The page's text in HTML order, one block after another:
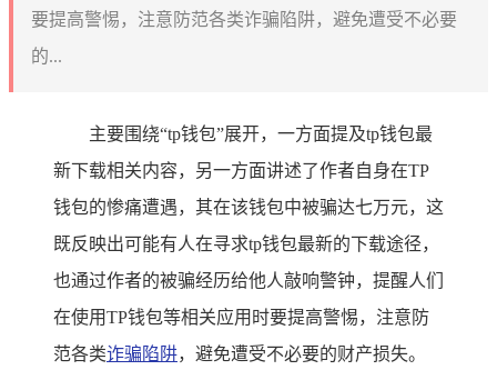
要提高警惕，注意防范各类诈骗陷阱，避免遭受不必要
的...
主要围绕“tp钱包”展开，一方面提及tp钱包最
新下载相关内容，另一方面讲述了作者自身在TP
钱包的惨痛遭遇，其在该钱包中被骗达七万元，这
既反映出可能有人在寻求tp钱包最新的下载途径，
也通过作者的被骗经历给他人敲响警钟，提醒人们
在使用TP钱包等相关应用时要提高警惕，注意防
范各类诈骗陷阱，避免遭受不必要的财产损失。